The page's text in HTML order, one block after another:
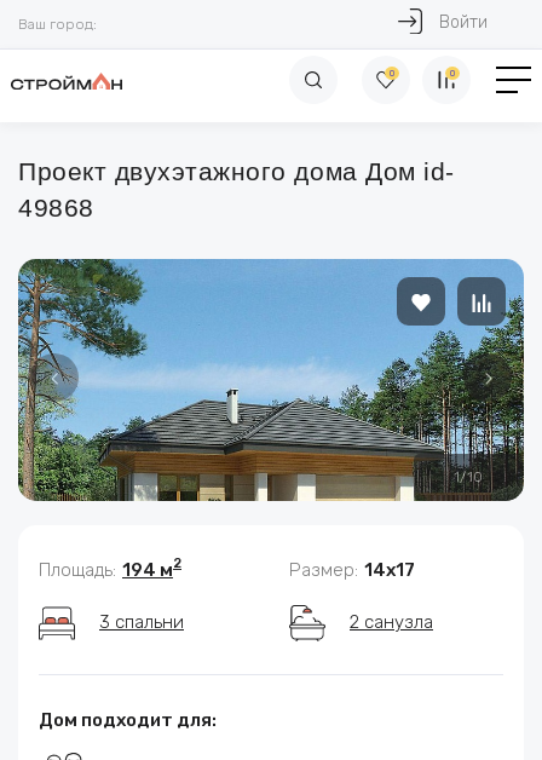
Ваш город: Войти
0 0
Проект двухэтажного дома Дом id-
49868
1/10
Площадь: 194 м2 Размер: 14x17
3 спальни 2 санузла
Дом подходит для: